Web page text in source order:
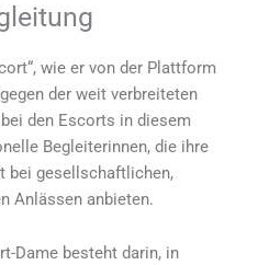
wie er von der Plattform
der weit verbreiteten
den Escorts in diesem
Begleiterinnen, die ihre
bei gesellschaftlichen,
Anlässen anbieten.
Dame besteht darin, in